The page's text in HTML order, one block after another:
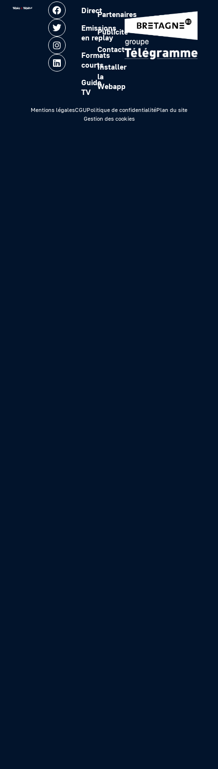
Direct
Emissions
en replay
Formats
courts
Guide
TV
Partenaires
Publicité
Contact
Installer
la
Webapp
Mentions légalesCGUPolitique de confidentialitéPlan du site
Gestion des cookies